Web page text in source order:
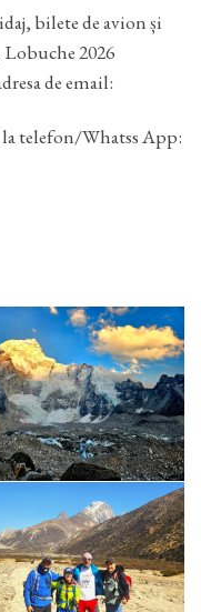
bilete de avion și
2026
de email:
telefon/Whatss App: